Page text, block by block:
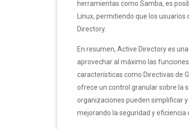
herramientas como Samba, es
Linux, permitiendo que los
Directory.
En resumen, Active Directory es
aprovechar al máximo las
características como Directivas de
ofrece un control granular sobre la
organizaciones pueden simplificar
mejorando la seguridad y eficiencia